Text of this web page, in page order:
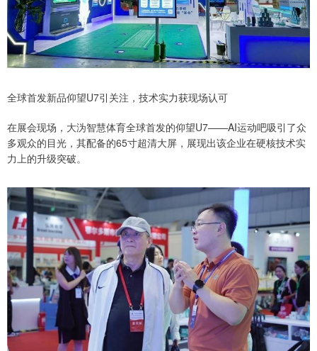
全球首发新品仰望U7引关注，技术实力获现场认可
在展会现场，大沩智慧体育全球首发的仰望U7——AI运动吧吸引了众
多观众的目光，其配备的65寸超清大屏，展现出该企业在硬核技术实
力上的升级突破。